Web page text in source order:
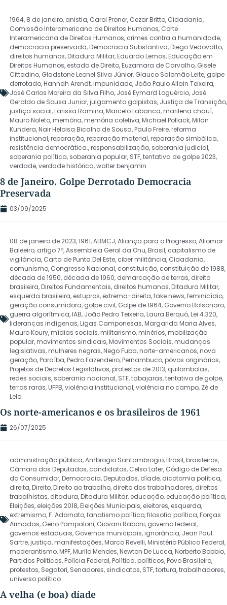
1964, 8 de janeiro, anistia, Carol Proner, Cezar Britto, Cidadania,
Comissão Interamericana de Direitos Humanos, Corte
Interamericana de Direitos Humanos, crimes contra a humanidade,
democracia preservada,Democracia Substantiva,Diego Vedovatto,
direitos humanos,Ditadura Militar,Eduardo Lemos,Educação em
Direitos Humanos, estado de Direito,Euzamara de Carvalho, Gisele
Cittadino, Gladstone Leonel Silva Júnior, Glauco Salomão Leite, golpe
derrotado,Hannah Arendt,impunidade, João Paulo Allain Teixeira,
José Carlos Moreira da Silva Filho, José Eymard Loguércio, José
Geraldo de Sousa Junior,julgamento golpistas, Justiça de Transição,
justiça social,Larissa Ramina,Marcelo Labanca,marilena chauí,
Mauro Noleto,memória,memória coletiva,Michael Pollack,Milan
Kundera,Nair Heloisa Bicalho de Sousa,Paulo Freire,reforma
institucional,reparação,reparação material,reparação simbólica,
resistência democrática.,responsabilização, soberania judicial,
soberania política, soberania popular, STF,tentativa de golpe 2023,
verdade,verdade histórica,walter benjamin
8 de Janeiro. Golpe Derrotado Democracia
Preservada
03/09/2025
08 de janeiro de 2023,1961,ABMCJ,Aliança para o Progresso,Aliomar
Baleeiro, artigo 7º,Assembleia Geral da Onu,Brasil, capitalismo de
vigilância, Carta de Punta Del Este, ciber militância, Cidadania,
comunismo, Congresso Nacional, constituição, constituição de 1988,
década de 1950, década de 1960, demarcação de terras, direita
brasileira,Direitos Fundamentais, direitos humanos,Ditadura Militar,
esquerda brasileira, estupros, extrema-direita,fake news,feminicídio,
geração consumidora, golpe civil, Golpe de 1964, Governo Bolsonaro,
guerra algorítmica,IAB, João Pedro Teixeira,Laura Berquó,Lei 4.320,
lideranças indígenas,Ligas Camponesas,Margarida Maria Alves,
Mauro Koury,mídias sociais,militarismo,minérios,mobilização
popular,movimentos sindicais,Movimentos Sociais,mudanças
legislativas,mulheres negras,Nego Fuba,norte-americanos,nova
geração,Paraíba,Pedro Fazendeiro,Pernambuco,povos originários,
Projetos de Decretos Legislativos,protestos de 2013, quilombolas,
redes sociais, soberania nacional, STF,tabajaras,tentativa de golpe,
terras raras,UFPB,violência institucional,violência no campo, Zé de
Lela
Os norte-americanos e os brasileiros de 1961
26/07/2025
administração pública,Ambrogio Santambrogio,Brasil,brasileiros,
Câmara dos Deputados, candidatos, Celso Lafer, Código de Defesa
do Consumidor,Democracia,Deputados, díade, dicotomia política,
direita,Direito,Direito ao trabalho, direito dos trabalhadores, direitos
trabalhistas, ditadura,Ditadura Militar, educação, educação política,
Eleições, eleições 2018,Eleições Municipais, eleitores, esquerda,
extremismo,F. Adornato,fanatismo político,filosofia política,Forças
Armadas, Geno Pampaloni, Giovani Raboni, governo federal,
governos estaduais, Governos municipais,ignorância, Jean Paul
Sartre,justiça,manifestações,Marco Revelli,Ministério Público Federal,
moderantismo,MPF,Murilo Mendes,Newton De Lucca,Norberto Bobbio,
Partidos Politicos,Polícia Federal,Política,políticos,Povo Brasileiro,
protestos, Segatori, Senadores, sindicatos, STF,tortura,trabalhadores,
universo político
A velha (e boa) díade